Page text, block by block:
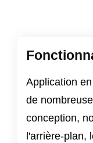
Application
de
conception,
l'arrière-plan,